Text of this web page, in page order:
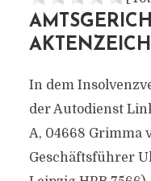
In dem
der Autodienst
A, 04668 Grimma
Geschäftsführer